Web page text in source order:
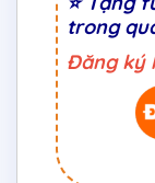
trong
Đăng ký